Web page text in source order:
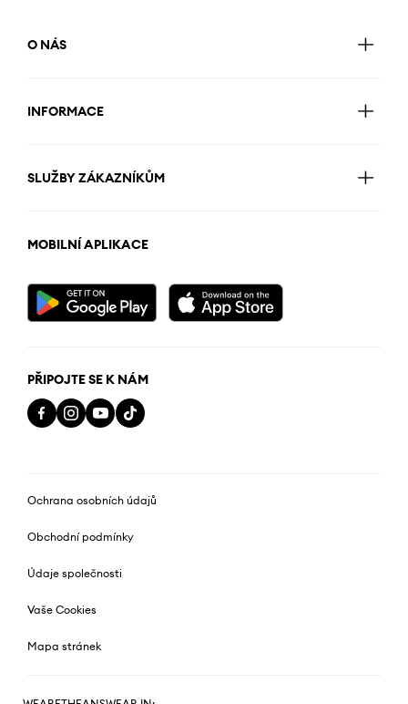
O NÁS
INFORMACE
SLUŽBY ZÁKAZNÍKŮM
MOBILNÍ APLIKACE
PŘIPOJTE SE K NÁM
Ochrana osobních údajů
Obchodní podmínky
Údaje společnosti
Vaše Cookies
Mapa stránek